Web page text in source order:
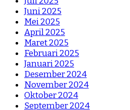
Juni 2025
Mei 2025
April 2025
Maret 2025
Februari 2025
Januari 2025
Desember 2024
November 2024
Oktober 2024
September 2024